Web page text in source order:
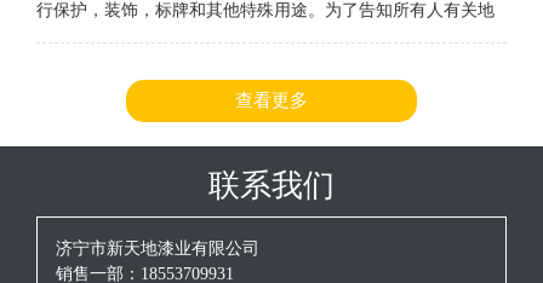
行保护，装饰，标牌和其他特殊用途。为了告知所有人有关地
查看更多
联系我们
济宁市新天地漆业有限公司
销售一部：18553709931